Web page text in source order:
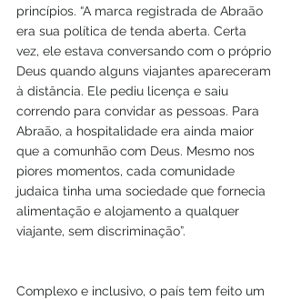
princípios. “A marca registrada de Abraão
era sua política de tenda aberta. Certa
vez, ele estava conversando com o próprio
Deus quando alguns viajantes apareceram
à distância. Ele pediu licença e saiu
correndo para convidar as pessoas. Para
Abraão, a hospitalidade era ainda maior
que a comunhão com Deus. Mesmo nos
piores momentos, cada comunidade
judaica tinha uma sociedade que fornecia
alimentação e alojamento a qualquer
viajante, sem discriminação”.
Complexo e inclusivo, o país tem feito um